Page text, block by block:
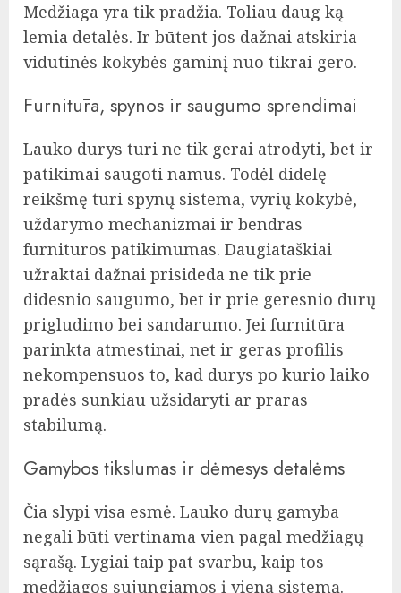
Medžiaga yra tik pradžia. Toliau daug ką
lemia detalės. Ir būtent jos dažnai atskiria
vidutinės kokybės gaminį nuo tikrai gero.
Furnitūra, spynos ir saugumo sprendimai
Lauko durys turi ne tik gerai atrodyti, bet ir
patikimai saugoti namus. Todėl didelę
reikšmę turi spynų sistema, vyrių kokybė,
uždarymo mechanizmai ir bendras
furnitūros patikimumas. Daugiataškiai
užraktai dažnai prisideda ne tik prie
didesnio saugumo, bet ir prie geresnio durų
prigludimo bei sandarumo. Jei furnitūra
parinkta atmestinai, net ir geras profilis
nekompensuos to, kad durys po kurio laiko
pradės sunkiau užsidaryti ar praras
stabilumą.
Gamybos tikslumas ir dėmesys detalėms
Čia slypi visa esmė. Lauko durų gamyba
negali būti vertinama vien pagal medžiagų
sąrašą. Lygiai taip pat svarbu, kaip tos
medžiagos sujungiamos į vieną sistemą.